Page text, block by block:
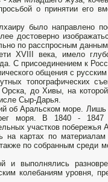
о принятии его
было направлено
достоверно
по расспросным
XVIII века, имело
С присоединением к
общения с
топографических
до Хивы, на
Сыр-Дарья.
об Аральском море. Лишь
моря. В 1840 - 1847
участков побережья
картах по материалам
по собранным среди
выполнялись
колебаниям уровня,